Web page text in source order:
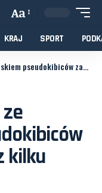
Aa
KRAJ SPORT
zaatakowany przez kilku napastników
kilku